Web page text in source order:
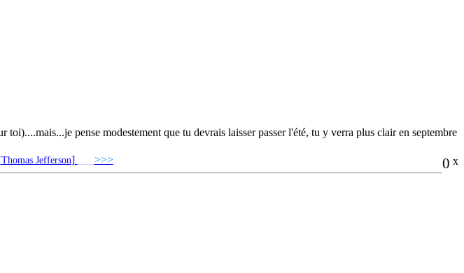
pense modestement que tu devrais laisser passer l'été, tu y verra plus clair en septembre
0 x
Thomas Jefferson] >>>______________________________